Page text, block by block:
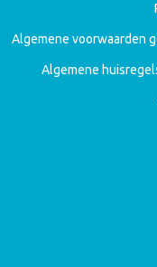
Algemene voorwaarden
Algemene